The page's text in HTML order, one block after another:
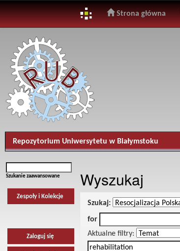
navigation
Strona główna
Repozytorium Uniwersytetu w Białymstoku
Szukanie zaawansowane
Zespoły i Kolekcje
Zaloguj się
Wyszukaj
Szukaj:
for
Aktualne filtry: